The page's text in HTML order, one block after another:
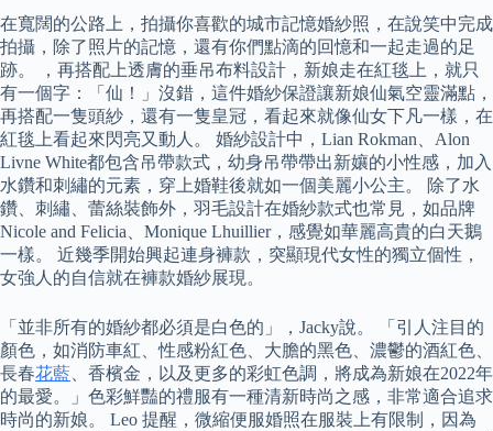
在寬闊的公路上，拍攝你喜歡的城市記憶婚紗照，在說笑中完成
拍攝，除了照片的記憶，還有你們點滴的回憶和一起走過的足
跡。 ，再搭配上透膚的垂吊布料設計，新娘走在紅毯上，就只
有一個字：「仙！」沒錯，這件婚紗保證讓新娘仙氣空靈滿點，
再搭配一隻頭紗，還有一隻皇冠，看起來就像仙女下凡一樣，在
紅毯上看起來閃亮又動人。 婚紗設計中，Lian Rokman、Alon
Livne White都包含吊帶款式，幼身吊帶帶出新孃的小性感，加入
水鑽和刺繡的元素，穿上婚鞋後就如一個美麗小公主。 除了水
鑽、刺繡、蕾絲裝飾外，羽毛設計在婚紗款式也常見，如品牌
Nicole and Felicia、Monique Lhuillier，感覺如華麗高貴的白天鵝
一樣。 近幾季開始興起連身褲款，突顯現代女性的獨立個性，
女強人的自信就在褲款婚紗展現。
「並非所有的婚紗都必須是白色的」，Jacky說。 「引人注目的
顏色，如消防車紅、性感粉紅色、大膽的黑色、濃鬱的酒紅色、
長春花藍 、香檳金，以及更多的彩虹色調，將成為新娘在2022年
的最愛。」色彩鮮豔的禮服有一種清新時尚之感，非常適合追求
時尚的新娘。 Leo 提醒，微縮便服婚照在服裝上有限制，因為